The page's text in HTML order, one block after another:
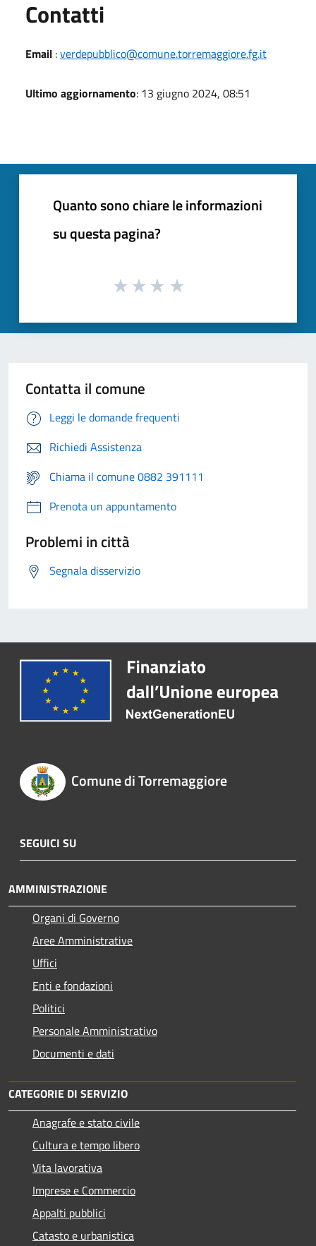
Contatti
Email :verdepubblico@comune.torremaggiore.fg.it
Ultimo aggiornamento: 13 giugno 2024, 08:51
Quanto sono chiare le informazioni
su questa pagina?
Contatta il comune
Leggi le domande frequenti
Richiedi Assistenza
Chiama il comune 0882 391111
Prenota un appuntamento
Problemi in città
Segnala disservizio
Comune di Torremaggiore
SEGUICI SU
AMMINISTRAZIONE
Organi di Governo
Aree Amministrative
Uffici
Enti e fondazioni
Politici
Personale Amministrativo
Documenti e dati
CATEGORIE DI SERVIZIO
Anagrafe e stato civile
Cultura e tempo libero
Vita lavorativa
Imprese e Commercio
Appalti pubblici
Catasto e urbanistica